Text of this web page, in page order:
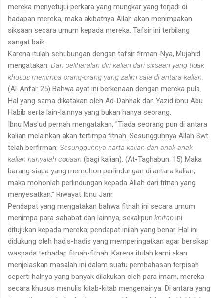
mereka menyetujui perkara yang mungkar yang terjadi di
hadapan mereka, maka akibatnya Allah akan menimpakan
siksaan secara umum kepada mereka. Tafsir ini terbilang
sangat baik.
Karena itulah sehubungan dengan tafsir firman-Nya, Mujahid
mengatakan: Dan peliharalah diri kalian dari siksaan yang tidak
khusus menimpa orang-orang yang zalim saja di antara kalian.
(Al-Anfal: 25) Bahwa ayat ini berkenaan dengan mereka pula.
Hal yang sama dikatakan oleh Ad-Dahhak dan Yazid ibnu Abu
Habib serta lain-lainnya yang bukan hanya seorang.
Ibnu Mas'ud pernah mengatakan, "Tiada seorang pun di antara
kalian melainkan akan tertimpa fitnah. Sesungguhnya Allah Swt.
telah berfirman: Sesungguhnya harta kalian dan anak-anak
kalian hanyalah cobaan (bagi kalian). (At-Taghabun: 15) Maka
barang siapa yang memohon perlindungan di antara kalian,
maka mohonlah perlindungan kepada Allah dari fitnah yang
menyesatkan." Riwayat Ibnu Jarir.
Pendapat yang mengatakan bahwa fitnah ini secara umum
menimpa para sahabat dan lainnya, sekalipun khitab ini
ditujukan kepada mereka; pendapat inilah yang benar. Hal ini
didukung oleh hadis-hadis yang memperingatkan agar bersikap
waspada terhadap fitnah-fitnah. Karena itulah kami akan
menjelaskan masalah ini dalam suatu pembahasan terpisah
seperti halnya yang banyak dilakukan oleh para imam, mereka
secara khusus menulis kitab-kitab mengenainya. Di antara yang